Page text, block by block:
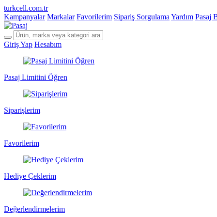
turkcell.com.tr
Kampanyalar Markalar Favorilerim Sipariş Sorgulama Yardım Pasaj
Giriş Yap Hesabım
Pasaj Limitini Öğren
Siparişlerim
Favorilerim
Hediye Çeklerim
Değerlendirmelerim